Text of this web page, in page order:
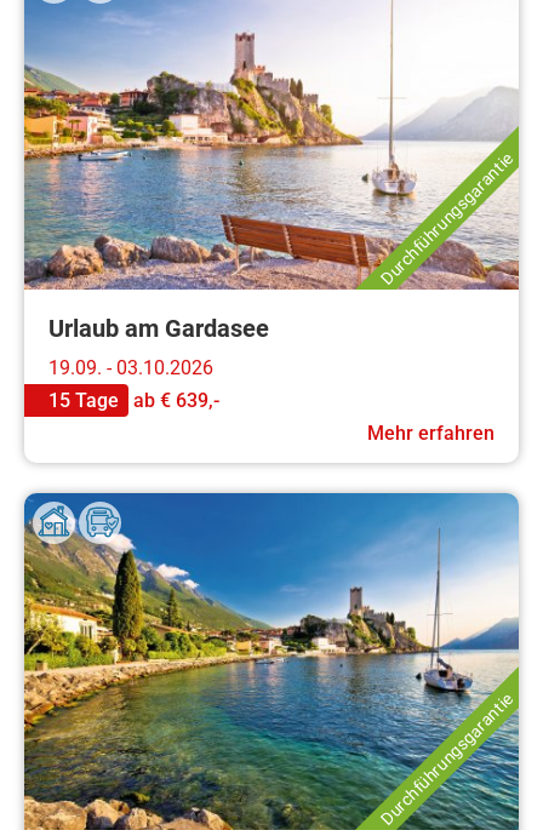
Durchführungsgarantie
Urlaub am Gardasee
19.09. - 03.10.2026
15 Tage
ab € 639,-
Mehr erfahren
Durchführungsgarantie